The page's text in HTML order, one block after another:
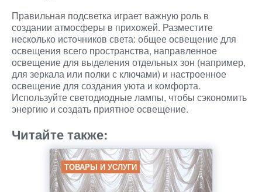
Правильная подсветка играет важную роль в
создании атмосферы в прихожей. Разместите
несколько источников света: общее освещение для
освещения всего пространства, направленное
освещение для выделения отдельных зон (например,
для зеркала или полки с ключами) и настроенное
освещение для создания уюта и комфорта.
Используйте светодиодные лампы, чтобы сэкономить
энергию и создать приятное освещение.
Читайте также:
ТОВАРЫ И УСЛУГИ